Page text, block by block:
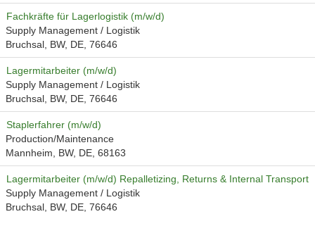
Fachkräfte für Lagerlogistik (m/w/d)
Supply Management / Logistik
Bruchsal, BW, DE, 76646
Lagermitarbeiter (m/w/d)
Supply Management / Logistik
Bruchsal, BW, DE, 76646
Staplerfahrer (m/w/d)
Production/Maintenance
Mannheim, BW, DE, 68163
Lagermitarbeiter (m/w/d) Repalletizing, Returns & Internal Transport
Supply Management / Logistik
Bruchsal, BW, DE, 76646